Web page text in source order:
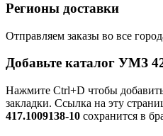
Регионы доставки
Отправляем заказы во все
Добавьте каталог УМЗ
Нажмите Ctrl+D чтобы
закладки. Ссылка на эту
417.1009138-10 сохранится в